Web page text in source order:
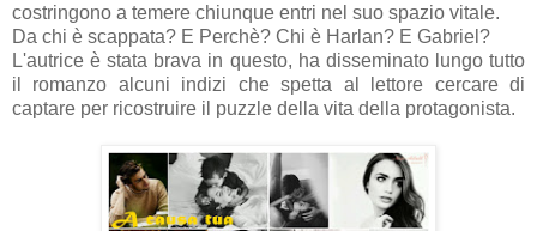
costringono a temere chiunque entri nel suo spazio vitale.
Da chi è scappata? E Perchè? Chi è Harlan? E Gabriel?
L'autrice è stata brava in questo, ha disseminato lungo tutto
il romanzo alcuni indizi che spetta al lettore cercare di
captare per ricostruire il puzzle della vita della protagonista.